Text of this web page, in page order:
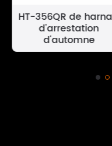
HT-356QR de
d'arrestation
d'automne